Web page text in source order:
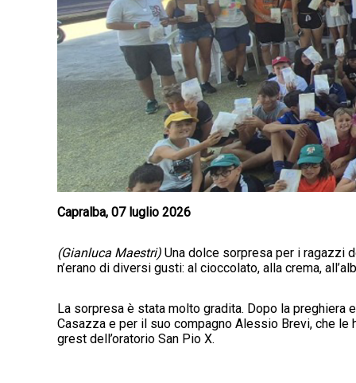
Capralba, 07 luglio 2026
(Gianluca Maestri) Una dolce sorpresa per i ragazzi
n’erano di diversi gusti: al cioccolato, alla crema,
La sorpresa è stata molto gradita. Dopo la
Casazza e per il suo compagno Alessio Brevi, che
grest dell’oratorio San Pio X.